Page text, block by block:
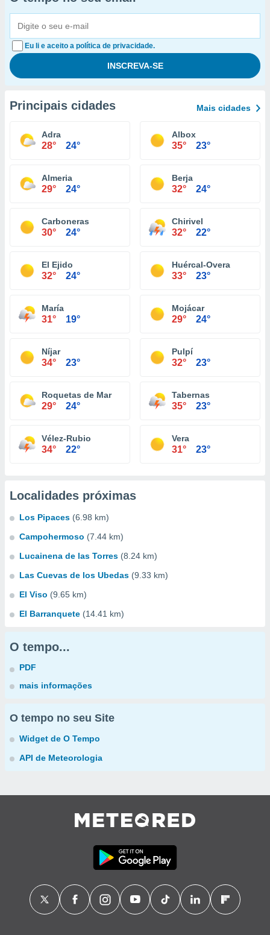
Eu li e aceito a política de privacidade.
Principais cidades Mais cidades
Adra
28° 24°
Albox
35° 23°
Almeria
29° 24°
Berja
32° 24°
Carboneras
30° 24°
Chirivel
32° 22°
El Ejido
32° 24°
Huércal-Overa
33° 23°
María
31° 19°
Mojácar
29° 24°
Níjar
34° 23°
Pulpí
32° 23°
Roquetas de Mar
29° 24°
Tabernas
35° 23°
Vélez-Rubio
34° 22°
Vera
31° 23°
Localidades próximas
Los Pipaces (6.98 km)
Campohermoso (7.44 km)
Lucainena de las Torres (8.24 km)
Las Cuevas de los Ubedas (9.33 km)
El Viso (9.65 km)
El Barranquete (14.41 km)
O tempo...
PDF
mais informações
O tempo no seu Site
Widget de O Tempo
API de Meteorologia